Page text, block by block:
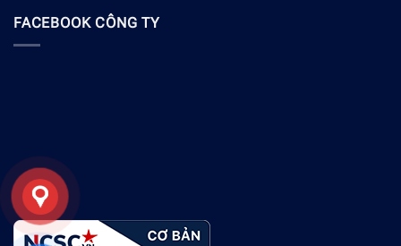
FACEBOOK CÔNG TY